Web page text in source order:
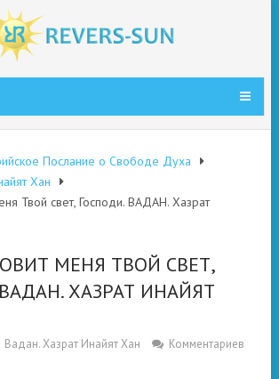
Послание о Свободе Духа
Хан
Твой свет, Господи. ВАДАН. Хазрат
МЕНЯ ТВОЙ СВЕТ,
ХАЗРАТ ИНАЙЯТ
Вадан. Хазрат Инайят Хан
Комментариев